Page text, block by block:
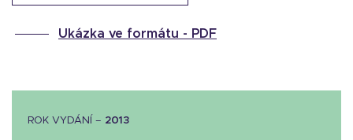
Ukázka ve formátu - PDF
ROK VYDÁNÍ – 2013